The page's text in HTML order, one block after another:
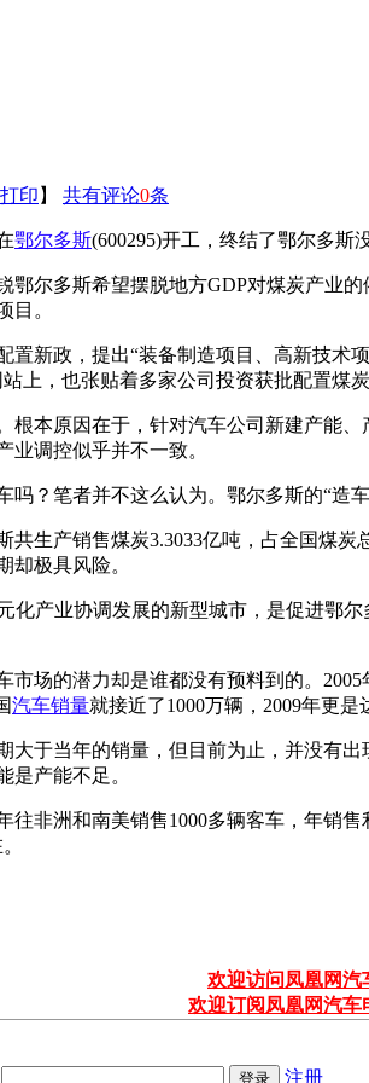
打印 】 共有评论0条
鄂尔多斯(600295)开工，终结了鄂尔多斯
尔多斯希望摆脱地方GDP对煤炭产业
目。
置新政，提出“装备制造项目、高新技
上，也张贴着多家公司投资获批配置煤炭
根本原因在于，针对汽车公司新建产
业调控似乎并不一致。
？笔者并不这么认为。鄂尔多斯的“造
生产销售煤炭3.3033亿吨，占全国煤
却极具风险。
化产业协调发展的新型城市，是促进鄂
场的潜力却是谁都没有预料到的。
汽车销量就接近了1000万辆，2009年更
于当年的销量，但目前为止，并没有
是产能不足。
非洲和南美销售1000多辆客车，年销
欢迎访问凤凰网汽
欢迎订阅凤凰网汽车
注册